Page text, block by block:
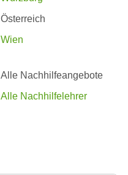
Österreich
Wien
Alle Nachhilfeangebote
Alle Nachhilfelehrer